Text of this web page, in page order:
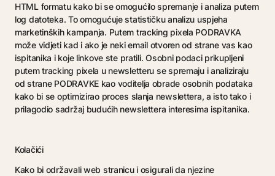
HTML formatu kako bi se omogućilo spremanje i analiza putem
log datoteka. To omogućuje statističku analizu uspjeha
marketinških kampanja. Putem tracking pixela PODRAVKA
može vidjeti kad i ako je neki email otvoren od strane vas kao
ispitanika i koje linkove ste pratili. Osobni podaci prikupljeni
putem tracking pixela u newsletteru se spremaju i analiziraju
od strane PODRAVKE kao voditelja obrade osobnih podataka
kako bi se optimizirao proces slanja newslettera, a isto tako i
prilagodio sadržaj budućih newslettera interesima ispitanika.
Kolačići
Kako bi održavali web stranicu i osigurali da njezine